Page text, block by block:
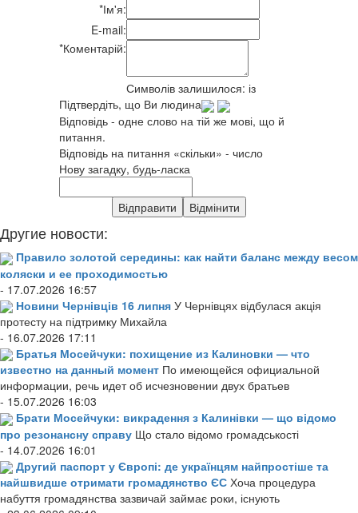
*Ім'я:
E-mail:
*Коментарій:
Символів залишилося: із
Підтвердіть, що Ви людина
Відповідь - одне слово на тій же мові, що й
питання.
Відповідь на питання «скільки» - число
Нову загадку, будь-ласка
Другие новости:
Правило золотой середины: как найти баланс между весом
коляски и ее проходимостью
- 17.07.2026 16:57
Новини Чернівців 16 липня У Чернівцях відбулася акція
протесту на підтримку Михайла
- 16.07.2026 17:11
Братья Мосейчуки: похищение из Калиновки — что
известно на данный момент По имеющейся официальной
информации, речь идет об исчезновении двух братьев
- 15.07.2026 16:03
Брати Мосейчуки: викрадення з Калинівки — що відомо
про резонансну справу Що стало відомо громадськості
- 14.07.2026 16:01
Другий паспорт у Європі: де українцям найпростіше та
найшвидше отримати громадянство ЄС Хоча процедура
набуття громадянства зазвичай займає роки, існують